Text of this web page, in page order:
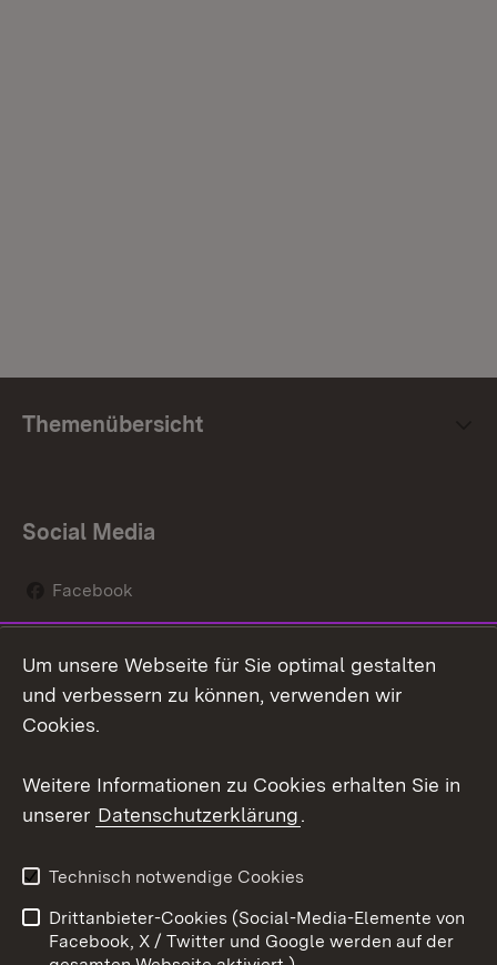
Themenübersicht
Social Media
Facebook
Social Wall
Youtube
Kontakt
Datenschutz
Barrierefreiheit
Impressum Cookies
Um unsere Webseite für Sie optimal gestalten
und verbessern zu können, verwenden wir
Cookies.
Weitere Informationen zu Cookies erhalten Sie in
unserer Datenschutzerklärung.
Technisch notwendige Cookies
Drittanbieter-Cookies (Social-Media-Elemente von
Facebook, X / Twitter und Google werden auf der